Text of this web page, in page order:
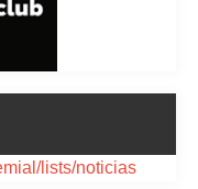
lists/noticias